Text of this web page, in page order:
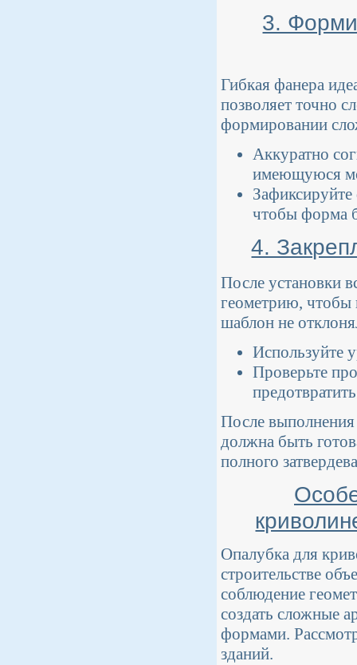
3.
Гибкая фанера
позволяет точно
формировании
Аккуратно
имеющуюся
чтобы форма
4.
После установки
геометрию, чтобы
шаблон не
Используйте
Проверьте
После выполнения
должна быть
полного
Опалубка для
строительстве
соблюдение
создать сложные
формами.
зданий.